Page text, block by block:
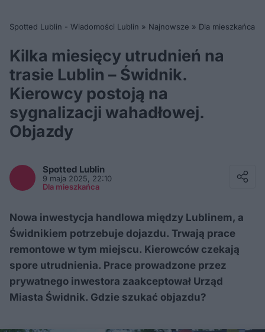
Spotted Lublin - Wiadomości Lublin » Najnowsze » Dla mieszkańca
Kilka miesięcy utrudnień na
trasie Lublin – Świdnik.
Kierowcy postoją na
sygnalizacji wahadłowej.
Objazdy
Spotted Lublin
9 maja 2025, 22:10
Dla mieszkańca
Nowa inwestycja handlowa między Lublinem, a
Świdnikiem potrzebuje dojazdu. Trwają prace
remontowe w tym miejscu. Kierowców czekają
spore utrudnienia. Prace prowadzone przez
prywatnego inwestora zaakceptował Urząd
Miasta Świdnik. Gdzie szukać objazdu?